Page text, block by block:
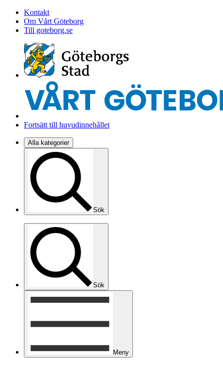
Kontakt
Om Vårt Göteborg
Till goteborg.se
Fortsätt till huvudinnehållet
Alla kategorier
Sök
Sök
Meny